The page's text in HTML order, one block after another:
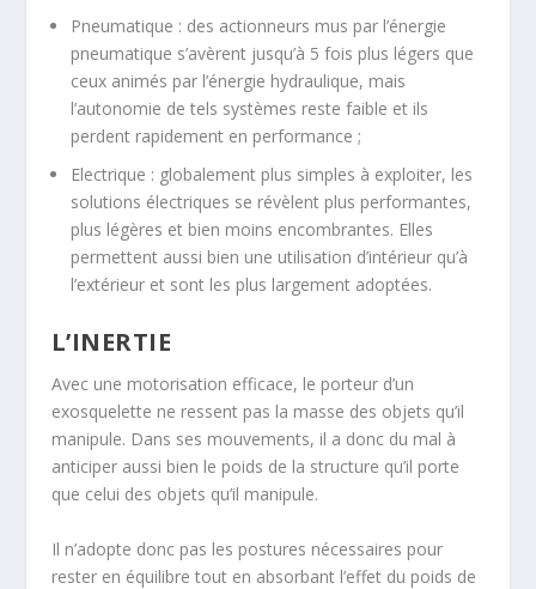
Pneumatique : des actionneurs mus par l’énergie
pneumatique s’avèrent jusqu’à 5 fois plus légers que
ceux animés par l’énergie hydraulique, mais
l’autonomie de tels systèmes reste faible et ils
perdent rapidement en performance ;
Electrique : globalement plus simples à exploiter, les
solutions électriques se révèlent plus performantes,
plus légères et bien moins encombrantes. Elles
permettent aussi bien une utilisation d’intérieur qu’à
l’extérieur et sont les plus largement adoptées.
L’INERTIE
Avec une motorisation efficace, le porteur d’un
exosquelette ne ressent pas la masse des objets qu’il
manipule. Dans ses mouvements, il a donc du mal à
anticiper aussi bien le poids de la structure qu’il porte
que celui des objets qu’il manipule.
Il n’adopte donc pas les postures nécessaires pour
rester en équilibre tout en absorbant l’effet du poids de